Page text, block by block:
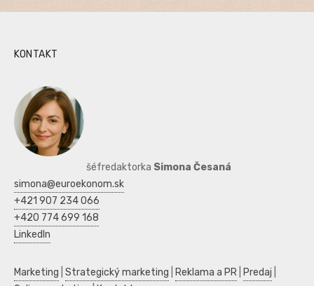
KONTAKT
šéfredaktorka Simona Česaná
simona@euroekonom.sk
+421 907 234 066
+420 774 699 168
LinkedIn
Marketing Strategický marketing Reklama a PR Predaj